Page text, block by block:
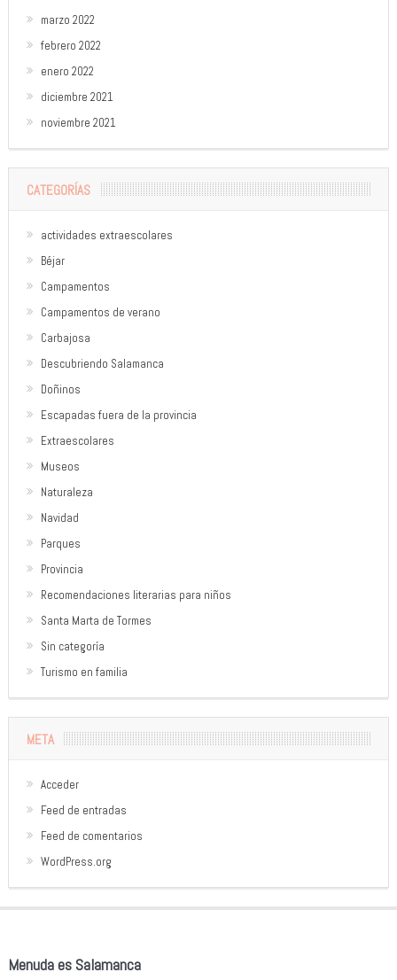
marzo 2022
febrero 2022
enero 2022
diciembre 2021
noviembre 2021
CATEGORÍAS
actividades extraescolares
Béjar
Campamentos
Campamentos de verano
Carbajosa
Descubriendo Salamanca
Doñinos
Escapadas fuera de la provincia
Extraescolares
Museos
Naturaleza
Navidad
Parques
Provincia
Recomendaciones literarias para niños
Santa Marta de Tormes
Sin categoría
Turismo en familia
META
Acceder
Feed de entradas
Feed de comentarios
WordPress.org
Menuda es Salamanca